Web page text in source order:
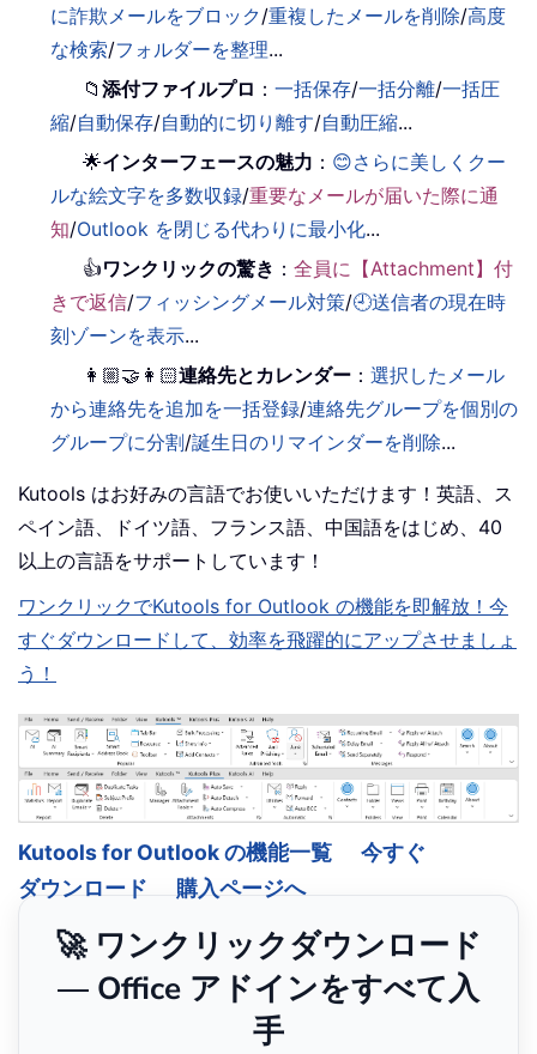
に詐欺メールをブロック/重複したメールを削除/高度
な検索/フォルダーを整理...
📁添付ファイルプロ ：一括保存/一括分離/一括圧
縮/自動保存/自動的に切り離す/自動圧縮...
🌟インターフェースの魅力 ： 😊さらに美しくクー
ルな絵文字を多数収録/重要なメールが届いた際に通
知/Outlook を閉じる代わりに最小化...
👍ワンクリックの驚き ：全員に【Attachment】付
きで返信/フィッシングメール対策/🕘送信者の現在時
刻ゾーンを表示...
👩🏼‍🤝‍👩🏻連絡先とカレンダー ：選択したメール
から連絡先を追加を一括登録/連絡先グループを個別の
グループに分割/誕生日のリマインダーを削除...
Kutools はお好みの言語でお使いいただけます！英語、ス
ペイン語、ドイツ語、フランス語、中国語をはじめ、40
以上の言語をサポートしています！
ワンクリックでKutools for Outlook の機能を即解放！今
すぐダウンロードして、効率を飛躍的にアップさせましょ
う！
Kutools for Outlook の機能一覧
今すぐ
ダウンロード
購入ページへ
🚀 ワンクリックダウンロード
— Office アドインをすべて入
手